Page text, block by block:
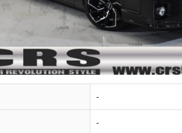
-
-